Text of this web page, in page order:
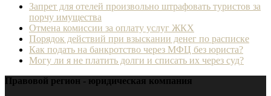
Запрет для отелей произвольно штрафовать туристов за
порчу имущества
Отмена комиссии за оплату услуг ЖКХ
Порядок действий при взыскании денег по расписке
Как подать на банкротство через МФЦ без юриста?
Могу ли я не платить долги и списать их через суд?
Правовой регион - юридическая компания